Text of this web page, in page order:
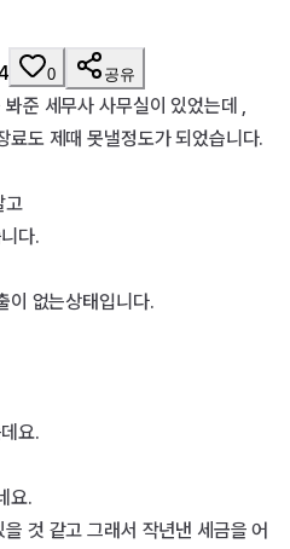
0 공유
준 세무사 사무실이 있었는데 ,
료도 제때 못낼정도가 되었습니다.
고
다.
이 없는상태입니다.
요.
요.
것 같고 그래서 작년낸 세금을 어